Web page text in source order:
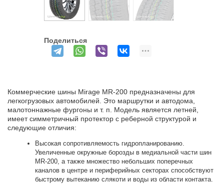
Поделиться
Коммерческие шины Mirage MR-200 предназначены для
легкогрузовых автомобилей. Это маршрутки и автодома,
малотоннажные фургоны и т. п. Модель является летней,
имеет симметричный протектор с реберной структурой и
следующие отличия:
Высокая сопротивляемость гидропланированию.
Увеличенные окружные борозды в медиальной части шин
MR-200, а также множество небольших поперечных
каналов в центре и периферийных секторах способствуют
быстрому вытеканию слякоти и воды из области контакта.